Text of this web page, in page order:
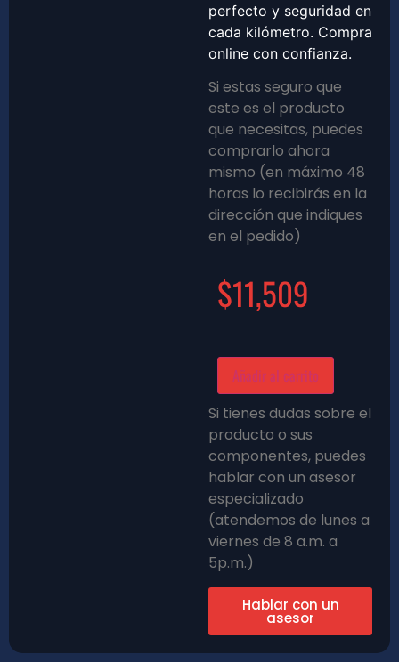
perfecto y seguridad en
cada kilómetro. Compra
online con confianza.
Si estas seguro que
este es el producto
que necesitas, puedes
comprarlo ahora
mismo (en máximo 48
horas lo recibirás en la
dirección que indiques
en el pedido)
$11,509
Añadir al carrito
Si tienes dudas sobre el
producto o sus
componentes, puedes
hablar con un asesor
especializado
(atendemos de lunes a
viernes de 8 a.m. a
5p.m.)
Hablar con un
asesor